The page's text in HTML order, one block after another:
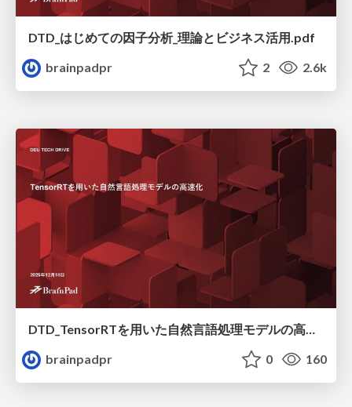
DTD_はじめての因子分析_理論とビジネス活用.pdf
brainpadpr
2 2.6k
DTD_TensorRTを用いた自然言語処理モデルの高速化
brainpadpr
0 160